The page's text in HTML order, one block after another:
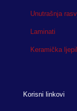
Unutrašnja
Laminati
Keramička
Korisni linkovi